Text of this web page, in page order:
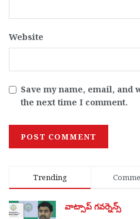
Website
Save my name, email,
the next time I comment.
Trending
వాట్సాప్ గవర్నెన్స్